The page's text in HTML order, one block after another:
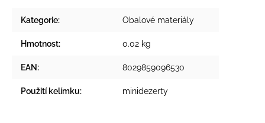
Kategorie: Obalové materiály
Hmotnost: 0.02 kg
EAN : 8029859096530
Použití kelímku: minidezerty